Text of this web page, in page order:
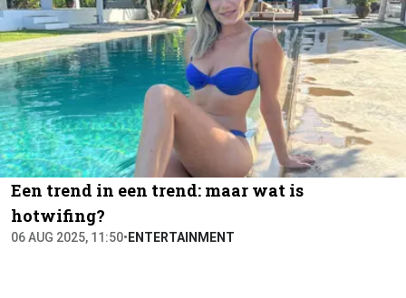
Een trend in een trend: maar wat is
hotwifing?
06 AUG 2025, 11:50• ENTERTAINMENT